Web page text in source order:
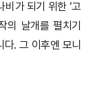
가 되기 위한 ‘고
의 날개를 펼치기
. 그 이후엔 모니